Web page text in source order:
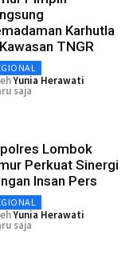
Karhutla
TNGR
Yunia Herawati
saja
Lombok
Perkuat Sinergi
Insan Pers
Yunia Herawati
saja